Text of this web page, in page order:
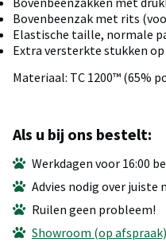
Bovenbeenzak met rits
Elastische taille, normale
Extra versterkte stukken op
Materiaal: TC 1200™ (65%
Als u bij ons bestelt:
Werkdagen voor 16:00
Advies nodig over juiste
Ruilen geen probleem!
Showroom (op